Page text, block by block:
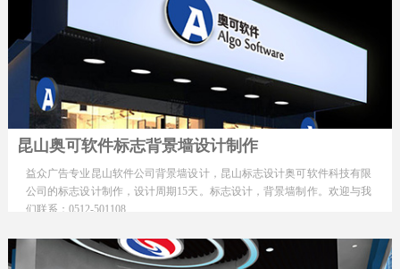
昆山奥可软件标志背景墙设计制作
益众广告专业昆山软件公司背景墙设计，昆山标志设计奥可软件科技有限
公司的标志设计制作，设计周期15天。标志设计，背景墙制作。欢迎与我
们联系：0512-501108…